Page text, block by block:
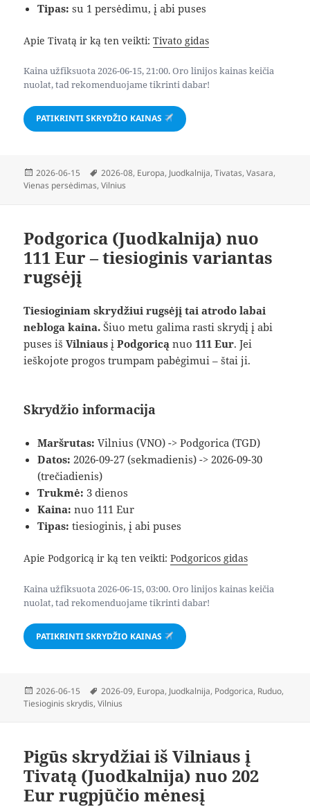
Tipas: su 1 persėdimu, į abi puses
Apie Tivatą ir ką ten veikti:Tivato gidas
Kaina užfiksuota 2026-06-15, 21:00. Oro linijos kainas keičia
nuolat, tad rekomenduojame tikrinti dabar!
PATIKRINTI SKRYDŽIO KAINAS
Paskelbta
2026-06-15 Žymos
2026-08, Europa, Juodkalnija,Tivatas,Vasara,
Vienas persėdimas,Vilnius
Podgorica (Juodkalnija) nuo
111 Eur – tiesioginis variantas
rugsėjį
Tiesioginiam skrydžiui rugsėjį tai atrodo labai
nebloga kaina. Šiuo metu galima rasti skrydį į abi
puses išVilniaus įPodgoricą nuo111 Eur. Jei
ieškojote progos trumpam pabėgimui – štai ji.
Skrydžio informacija
Maršrutas: Vilnius (VNO) -> Podgorica (TGD)
Datos: 2026-09-27 (sekmadienis) -> 2026-09-30
(trečiadienis)
Trukmė: 3 dienos
Kaina: nuo 111 Eur
Tipas: tiesioginis, į abi puses
Apie Podgoricą ir ką ten veikti:Podgoricos gidas
Kaina užfiksuota 2026-06-15, 03:00. Oro linijos kainas keičia
nuolat, tad rekomenduojame tikrinti dabar!
PATIKRINTI SKRYDŽIO KAINAS
Paskelbta
2026-06-15 Žymos
2026-09, Europa, Juodkalnija, Podgorica, Ruduo,
Tiesioginis skrydis,Vilnius
Pigūs skrydžiai iš Vilniaus į
Tivatą (Juodkalnija) nuo 202
Eur rugpjūčio mėnesį